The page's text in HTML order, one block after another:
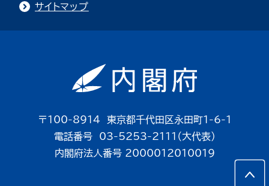
サイトマップ
〒100-8914 東京都千代田区永田町1-6-1
電話番号 03-5253-2111（大代表）
内閣府法人番号 2000012010019